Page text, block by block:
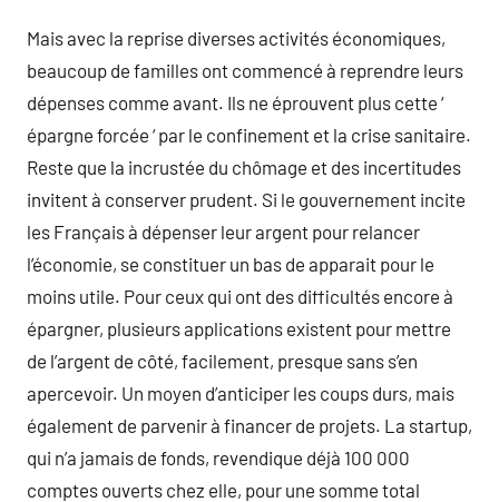
Mais avec la reprise diverses activités économiques,
beaucoup de familles ont commencé à reprendre leurs
dépenses comme avant. Ils ne éprouvent plus cette ‘
épargne forcée ‘ par le confinement et la crise sanitaire.
Reste que la incrustée du chômage et des incertitudes
invitent à conserver prudent. Si le gouvernement incite
les Français à dépenser leur argent pour relancer
l’économie, se constituer un bas de apparait pour le
moins utile. Pour ceux qui ont des difficultés encore à
épargner, plusieurs applications existent pour mettre
de l’argent de côté, facilement, presque sans s’en
apercevoir. Un moyen d’anticiper les coups durs, mais
également de parvenir à financer de projets. La startup,
qui n’a jamais de fonds, revendique déjà 100 000
comptes ouverts chez elle, pour une somme total